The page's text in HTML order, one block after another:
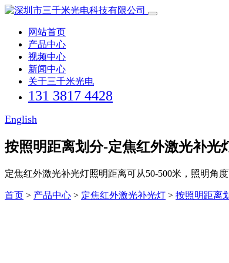
网站首页
产品中心
视频中心
新闻中心
关于三千米光电
131 3817 4428
English
按照明距离划分-定焦红外激光补光
定焦红外激光补光灯照明距离可从50-500米，照明角
首页 > 产品中心 > 定焦红外激光补光灯 > 按照明距离